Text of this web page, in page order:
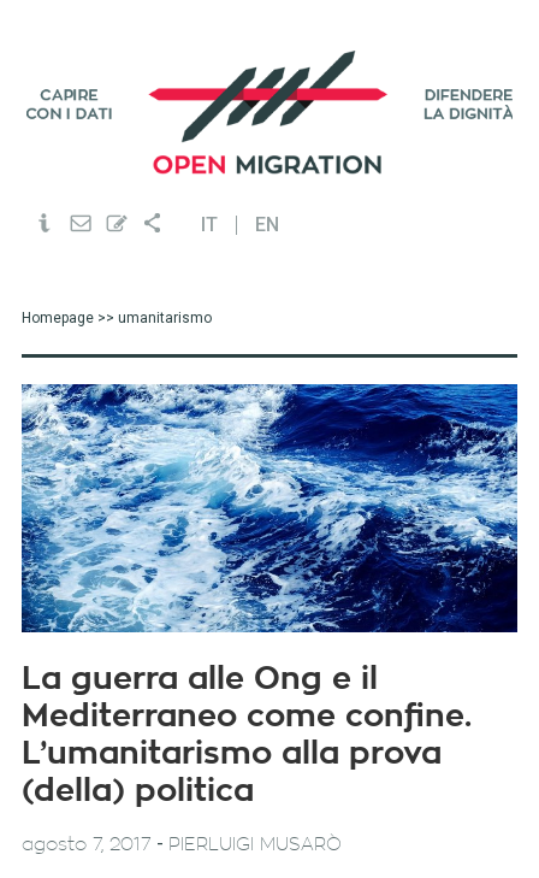
IT EN
Homepage>> umanitarismo
La guerra alle Ong e il
Mediterraneo come confine.
L’umanitarismo alla prova
(della) politica
agosto 7, 2017 - PIERLUIGI MUSARÒ